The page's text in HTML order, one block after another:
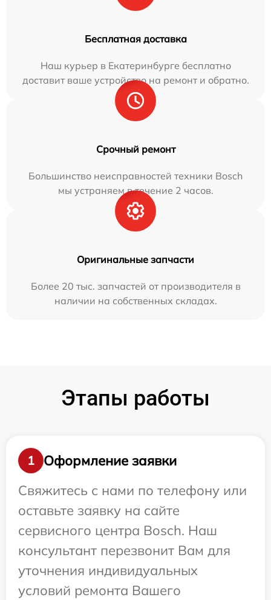
Бесплатная доставка
Наш курьер в Екатеринбурге бесплатно
доставит ваше устройство на ремонт и обратно.
Срочный ремонт
Большинство неисправностей техники Bosch
мы устраняем в течение 2 часов.
Оригинальные запчасти
Более 20 тыс. запчастей от производителя в
наличии на собственных складах.
Этапы работы
1
Оформление заявки
Свяжитесь с нами по телефону или
оставьте заявку на сайте
сервисного центра Bosch. Наш
консультант перезвонит Вам для
уточнения индивидуальных
условий ремонта Вашего